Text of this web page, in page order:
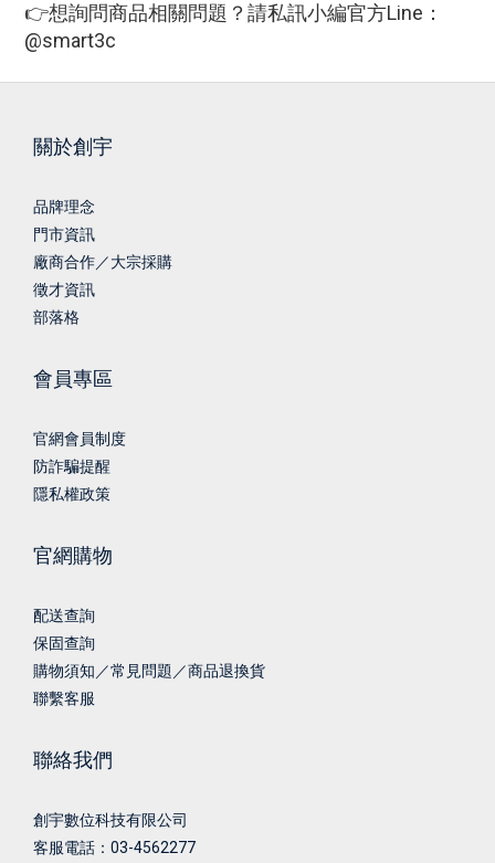
👉想詢問商品相關問題？請私訊小編官方Line：
@smart3c
關於創宇
品牌理念
門市資訊
廠商合作／大宗採購
徵才資訊
部落格
會員專區
官網會員制度
防詐騙提醒
隱私權政策
官網購物
配送查詢
保固查詢
購物須知／常見問題／商品退換貨
聯繫客服
聯絡我們
創宇數位科技有限公司
客服電話：03-4562277